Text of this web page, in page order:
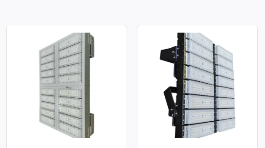
ĐÈN PHA LED MODULE SMD
P02 – CÔNG SUẤT 1000W
Công suất: 1000W
Hiệu suất chiếu sáng: 130lm/W
Nhiệt độ màu: 3.000K / 4.000K /
Chỉ số hoàn màu: CRI≥70
Tuổi thọ L70: 50.000h
Hệ số công suất: >0.95
Điện áp sử dụng: AC 100-277V ~
ĐÈN PHA LED MODULE SMD
P03 – CÔNG SUẤT 800W
Công suất: 800W
Hiệu suất chiếu sáng: 130lm/W
Nhiệt độ màu: 3.000K / 4.000K /
6.000K
Chỉ số hoàn màu: CRI≥70
Tuổi thọ L70: 50.000h
Hệ số công suất: >0.95
Điện áp sử dụng: AC 100-277V ~